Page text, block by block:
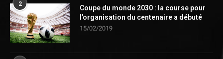
2
Coupe du monde 2030 : la course pour
l’organisation du centenaire a débuté
15/02/2019